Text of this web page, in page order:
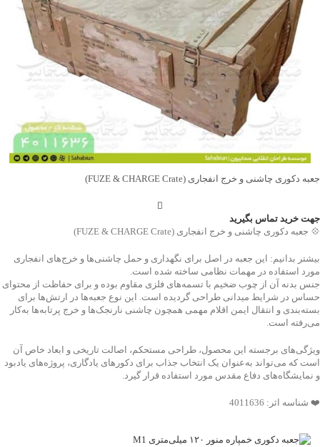
جعبه دکوری چاشنی و خرج انفجاری (FUZE & CHARGE Crate)
جهت خرید تماس بگیرید
💠 جعبه دکوری چاشنی و خرج انفجاری (FUZE & CHARGE Crate)
بیشتر بدانیم: این جعبه در اصل برای نگهداری و حمل چاشنی‌ها و خرج‌های انفجاری
مورد استفاده در مهمات نظامی ساخته شده است.
جنس بدنه آن از چوب ضخیم با تسمه‌های فلزی مقاوم بوده و برای حفاظت از محتوای
حساس در شرایط میدانی طراحی گردیده است. این نوع جعبه‌ها در ارتش‌ها برای
بسته‌بندی و انتقال ایمن اقلام مهمی همچون چاشنی نارنجک‌ها و خرج پرتابه‌ها به‌کار
می‌رفته است.
ویژگی‌های برجسته این محصول، طراحی مستحکم، اصالت تاریخی و ابعاد خاص آن
است که می‌تواند به‌عنوان یک انتخاب جذاب برای دکورهای یادگاری، پروژه‌های یادبود
و نمایشگاه‌های دفاع مقدس مورد استفاده قرار گیرد.
❤️ شناسه اثر: 4011636